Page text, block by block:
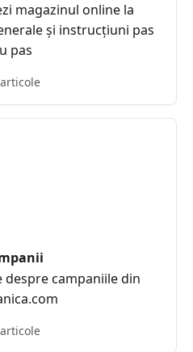
magazinul online la
și instrucțiuni pas
pas
campaniile din